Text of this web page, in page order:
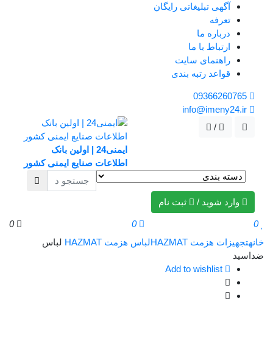
آگهی تبلیغاتی رایگان
تعرفه
درباره ما
ارتباط با ما
راهنمای سایت
قواعد رتبه بندی
/
ایمنی24 | اولین بانک
اطلاعات صنایع ایمنی کشور
وارد شوید / ثبت نام
0
0
خانهتجهیزات هزمت HAZMAT لباس هزمت HAZMAT
لباس
ضداسید
Add to wishlist